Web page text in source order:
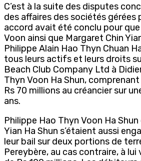
C’est à la suite des disputes
des affaires des sociétés gérées
accord avait été conclu pour
Voon ainsi que Margaret Chin
Philippe Alain Hao Thyn Chuan
tous leurs actifs et leurs droits
Beach Club Company Ltd à
Thyn Voon Ha Shun,
Rs 70 millions au créancier sur
ans.
Philippe Hao Thyn Voon Ha
Yian Ha Shun s’étaient aussi
leur bail sur deux portions de
Pereybère, au cas contraire, à